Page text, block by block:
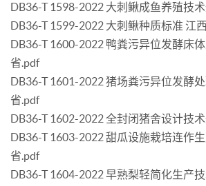
DB36-T 1598-2022 大刺鳅成鱼养殖技
DB36-T 1599-2022 大刺鳅种质标准 江
DB36-T 1600-2022 鸭粪污异位发酵床
省.pdf
DB36-T 1601-2022 猪场粪污异位发酵
省.pdf
DB36-T 1602-2022 全封闭猪舍设计技
DB36-T 1603-2022 甜瓜设施栽培连作
省.pdf
DB36-T 1604-2022 早熟梨轻简化生产